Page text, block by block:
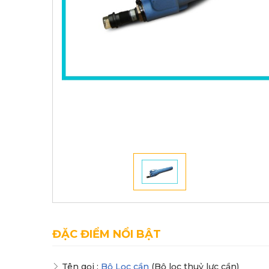
ĐẶC ĐIỂM NỔI BẬT
Tên gọi : Bộ Lọc cần (Bộ lọc thuỷ lực cần)